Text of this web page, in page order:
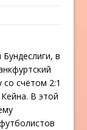
в
со счётом 2:1
В этой